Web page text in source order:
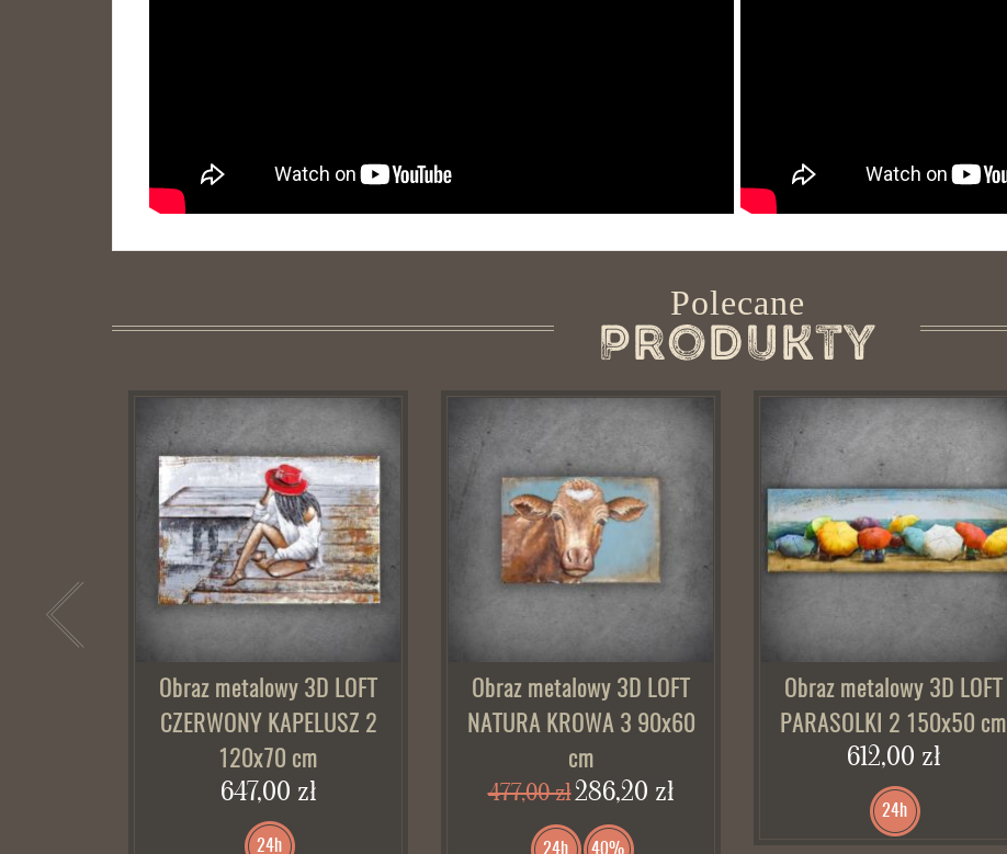
Polecane
Produkty
Obraz metalowy 3D LOFT
CZERWONY KAPELUSZ 2
120x70 cm
647,00 zł
24h
Obraz metalowy 3D LOFT
NATURA KROWA 3 90x60
cm
477,00 zł286,20 zł
24h 40%
Obraz metalowy 3D LOFT
PARASOLKI 2 150x50 cm
612,00 zł
24h